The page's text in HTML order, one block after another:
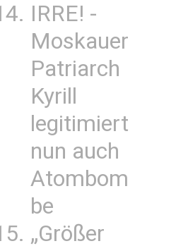
IRRE! -
Moskauer
Patriarch
Kyrill
legitimiert
nun auch
Atombom
be
„Größer